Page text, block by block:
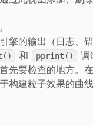
擎的输出（日志、
和 pprint()
调
先要检查的地方。
构建粒子效果的曲线